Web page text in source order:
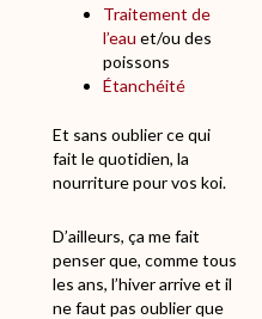
Traitement de
l’eau et/ou des
poissons
Étanchéité
Et sans oublier ce qui
fait le quotidien, la
nourriture pour vos koi.
D’ailleurs, ça me fait
penser que, comme tous
les ans, l’hiver arrive et il
ne faut pas oublier que